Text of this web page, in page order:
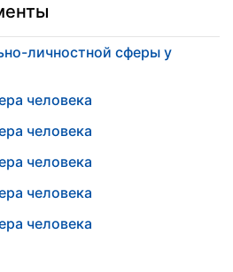
личностной сферы у
человека
человека
человека
человека
человека